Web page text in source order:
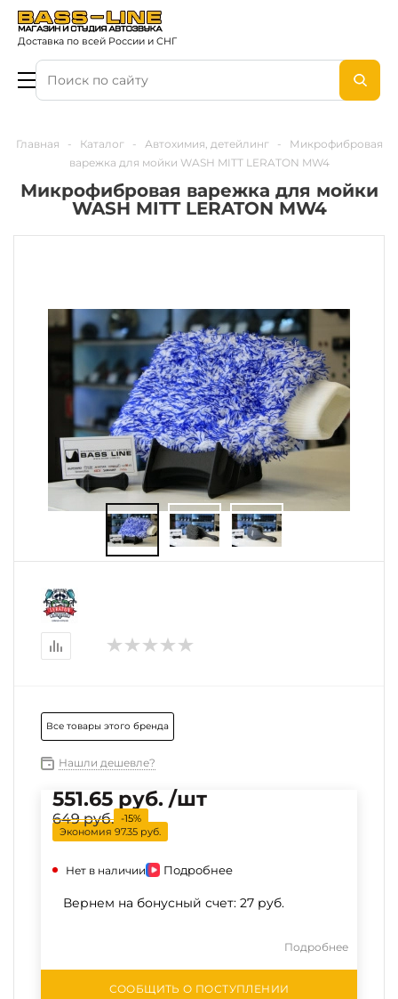
Доставка по всей России и СНГ
Главная - Каталог - Автохимия, детейлинг -
Микрофибровая
варежка для мойки WASH MITT LERATON MW4
Микрофибровая варежка для мойки
WASH MITT LERATON MW4
Все товары этого бренда
Нашли дешевле?
649 руб. -15%
551.65 руб. /шт
649 руб. -15%
Экономия 97.35 руб.
Нет в наличии Подробнее
Вернем на бонусный счет: 27 руб.
Подробнее
СООБЩИТЬ О ПОСТУПЛЕНИИ